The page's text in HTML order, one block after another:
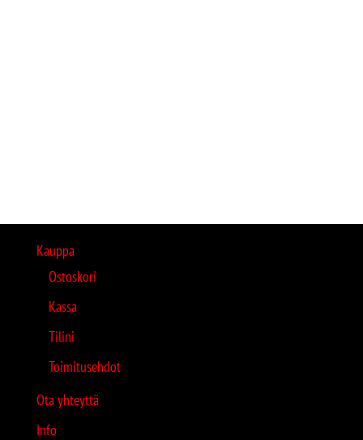
Kauppa
Ostoskori
Kassa
Tilini
Toimitusehdot
Ota yhteyttä
Info